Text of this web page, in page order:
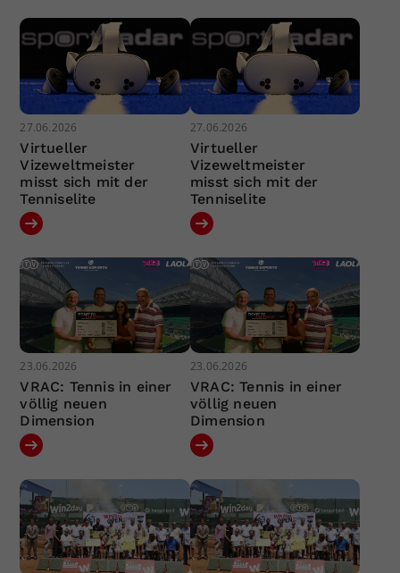
27.06.2026
Virtueller
Vizeweltmeister
misst sich mit der
Tenniselite
27.06.2026
Virtueller
Vizeweltmeister
misst sich mit der
Tenniselite
23.06.2026
VRAC: Tennis in einer
völlig neuen
Dimension
23.06.2026
VRAC: Tennis in einer
völlig neuen
Dimension